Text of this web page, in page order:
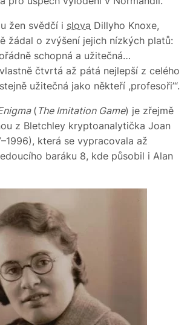
žen svědčí i slova Dillyho Knoxe,
žádal o zvýšení jejich nízkých platů:
schopná a užitečná…
čtvrtá až pátá nejlepší z celého
užitečná jako někteří ,profesoři’“.
( The Imitation Game) je zřejmě
z Bletchley kryptoanalytička Joan
která se vypracovala až
baráku 8, kde působil i Alan